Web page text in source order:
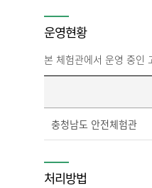
운영현황
본 체험관에서 운영 중인
충청남도 안전체험관
처리방법